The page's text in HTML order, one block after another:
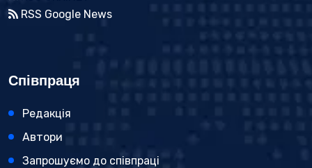
RSS Google News
Співпраця
Редакція
Автори
Запрошуємо до співпраці